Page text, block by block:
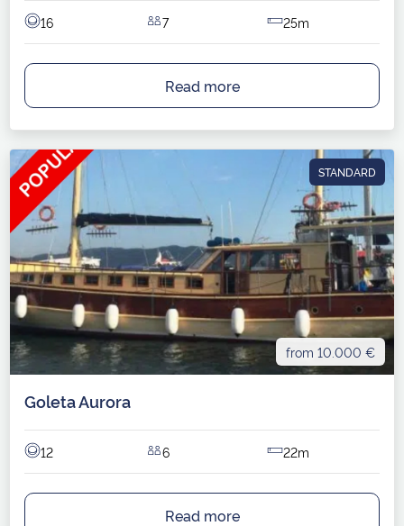
16 7 25m
Read more
STANDARD
from 10.000 €
Goleta Aurora
12 6 22m
Read more